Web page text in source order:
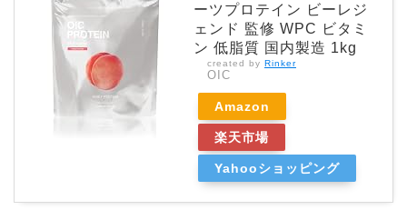
ーツプロテイン ビーレジ
ェンド 監修 WPC ビタミ
ン 低脂質 国内製造 1kg
created by Rinker
OIC
Amazon
楽天市場
Yahooショッピング